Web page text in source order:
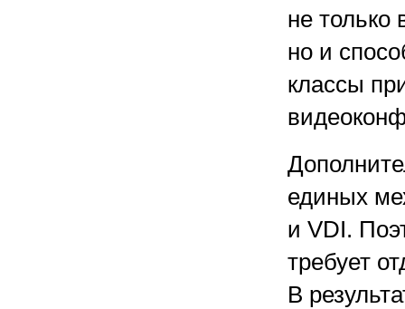
не только
но и
классы
единых
и VDI.
требует
В